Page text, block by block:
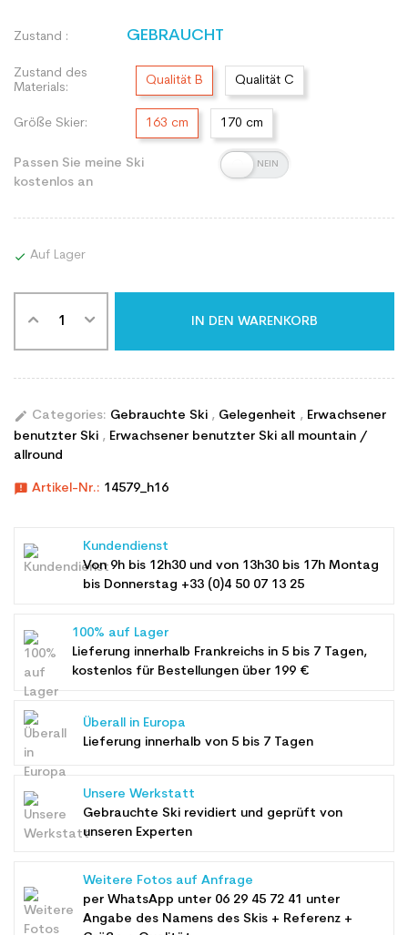
Zustand : GEBRAUCHT
Zustand des
Materials:
Qualität B Qualität C
Größe Skier: 163 cm 170 cm
Passen Sie meine Ski
kostenlos an
 Auf Lager
IN DEN WARENKORB
edit Categories: Gebrauchte Ski , Gelegenheit , Erwachsener
benutzter Ski , Erwachsener benutzter Ski all mountain /
allround
announcement Artikel-Nr.: 14579_h16
Kundendienst
Von 9h bis 12h30 und von 13h30 bis 17h Montag
bis Donnerstag +33 (0)4 50 07 13 25
100% auf Lager
Lieferung innerhalb Frankreichs in 5 bis 7 Tagen,
kostenlos für Bestellungen über 199 €
Überall in Europa
Lieferung innerhalb von 5 bis 7 Tagen
Unsere Werkstatt
Gebrauchte Ski revidiert und geprüft von
unseren Experten
Weitere Fotos auf Anfrage
per WhatsApp unter 06 29 45 72 41 unter
Angabe des Namens des Skis + Referenz +